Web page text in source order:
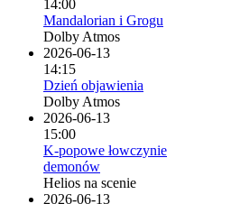
14:00
Mandalorian i Grogu
Dolby Atmos
2026-06-13
14:15
Dzień objawienia
Dolby Atmos
2026-06-13
15:00
K-popowe łowczynie
demonów
Helios na scenie
2026-06-13